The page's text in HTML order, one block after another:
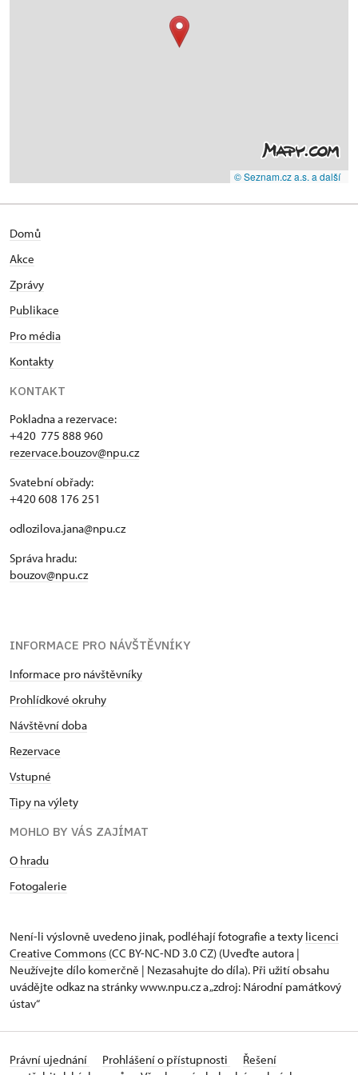
© Seznam.cz a.s. a další
Domů
Akce
Zprávy
Publikace
Pro média
Kontakty
KONTAKT
Pokladna a rezervace:
+420 775 888 960
rezervace.bouzov@npu.cz
Svatební obřady:
+420 608 176 251
odlozilova.jana@npu.cz
Správa hradu:
bouzov@npu.cz
INFORMACE PRO NÁVŠTĚVNÍKY
Informace pro návštěvníky
Prohlídkové okruhy
Návštěvní doba
Rezervace
Vstupné
Tipy na výlety
MOHLO BY VÁS ZAJÍMAT
O hradu
Fotogalerie
Není-li výslovně uvedeno jinak, podléhají fotografie a texty licenci
Creative Commons (CC BY-NC-ND 3.0 CZ) (Uveďte autora |
Neužívejte dílo komerčně | Nezasahujte do díla). Při užití obsahu
uvádějte odkaz na stránky www.npu.cz a „zdroj: Národní památkový
ústav“
Právní ujednání Prohlášení o přístupnosti
Řešení